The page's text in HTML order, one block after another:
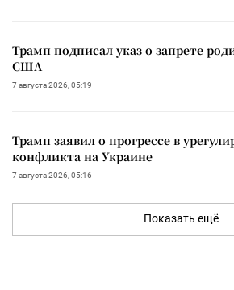
Трамп подписал указ о запрете
США
7 августа 2026, 05:19
Трамп заявил о прогрессе в
конфликта на Украине
7 августа 2026, 05:16
Показать ещё